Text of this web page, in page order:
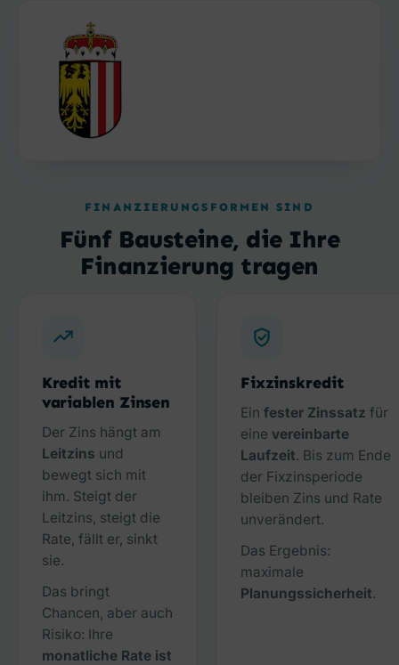
FINANZIERUNGSFORMEN SIND
Fünf Bausteine, die Ihre
Finanzierung tragen
Kredit mit
variablen Zinsen
Der Zins hängt am
Leitzins und
bewegt sich mit
ihm. Steigt der
Leitzins, steigt die
Rate, fällt er, sinkt
sie.
Das bringt
Chancen, aber auch
Risiko: Ihre
monatliche Rate ist
Fixzinskredit
Ein fester Zinssatz für
eine vereinbarte
Laufzeit. Bis zum Ende
der Fixzinsperiode
bleiben Zins und Rate
unverändert.
Das Ergebnis:
maximale
Planungssicherheit.